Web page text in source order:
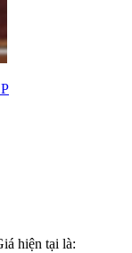
hiện tại là: